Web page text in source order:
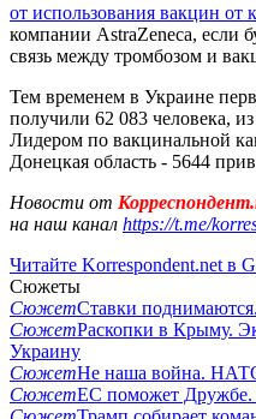
от использования вакцин от
компании AstraZeneca, если
связь между тромбозом и
Тем временем в Украине
получили 62 083 человека,
Лидером по вакцинальной
Донецкая область - 5644
Новости от
на наш канал https://t.me/
Читайте Korrespondent.net в
Сюжеты
СюжетСтавки
СюжетРаскопки в Крыму.
Украину
СюжетНе наша война.
СюжетЕС поможет Дружбе.